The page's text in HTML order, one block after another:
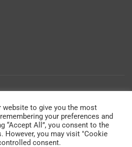
website to give you the most
your preferences and
“Accept All”, you consent to the
However, you may visit "Cookie
consent.
um sicherzustellen, dass Sie auf
Erfahrung machen. Wenn
nutzen, gehen wir davon aus, dass